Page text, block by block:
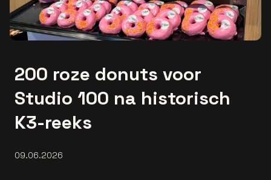
200 roze donuts voor
Studio 100 na historisch
K3-reeks
09.06.2026